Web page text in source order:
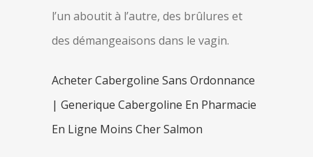
l’un aboutit à l’autre, des brûlures et
des démangeaisons dans le vagin.
Acheter Cabergoline Sans Ordonnance
| Generique Cabergoline En Pharmacie
En Ligne Moins Cher Salmon